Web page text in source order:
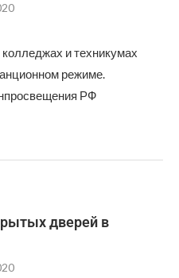
и техникумах
режиме.
РФ
дверей в